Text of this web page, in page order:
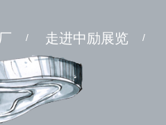
/ 走进中励展览 /